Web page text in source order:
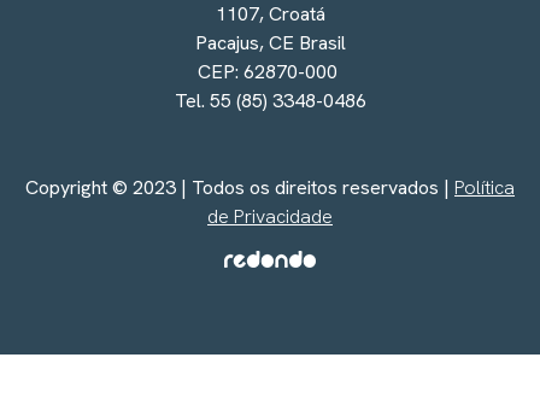
1107, Croatá
Pacajus, CE Brasil
CEP: 62870-000
Tel. 55 (85) 3348-0486
Copyright © 2023 | Todos os direitos reservados | Política
de Privacidade